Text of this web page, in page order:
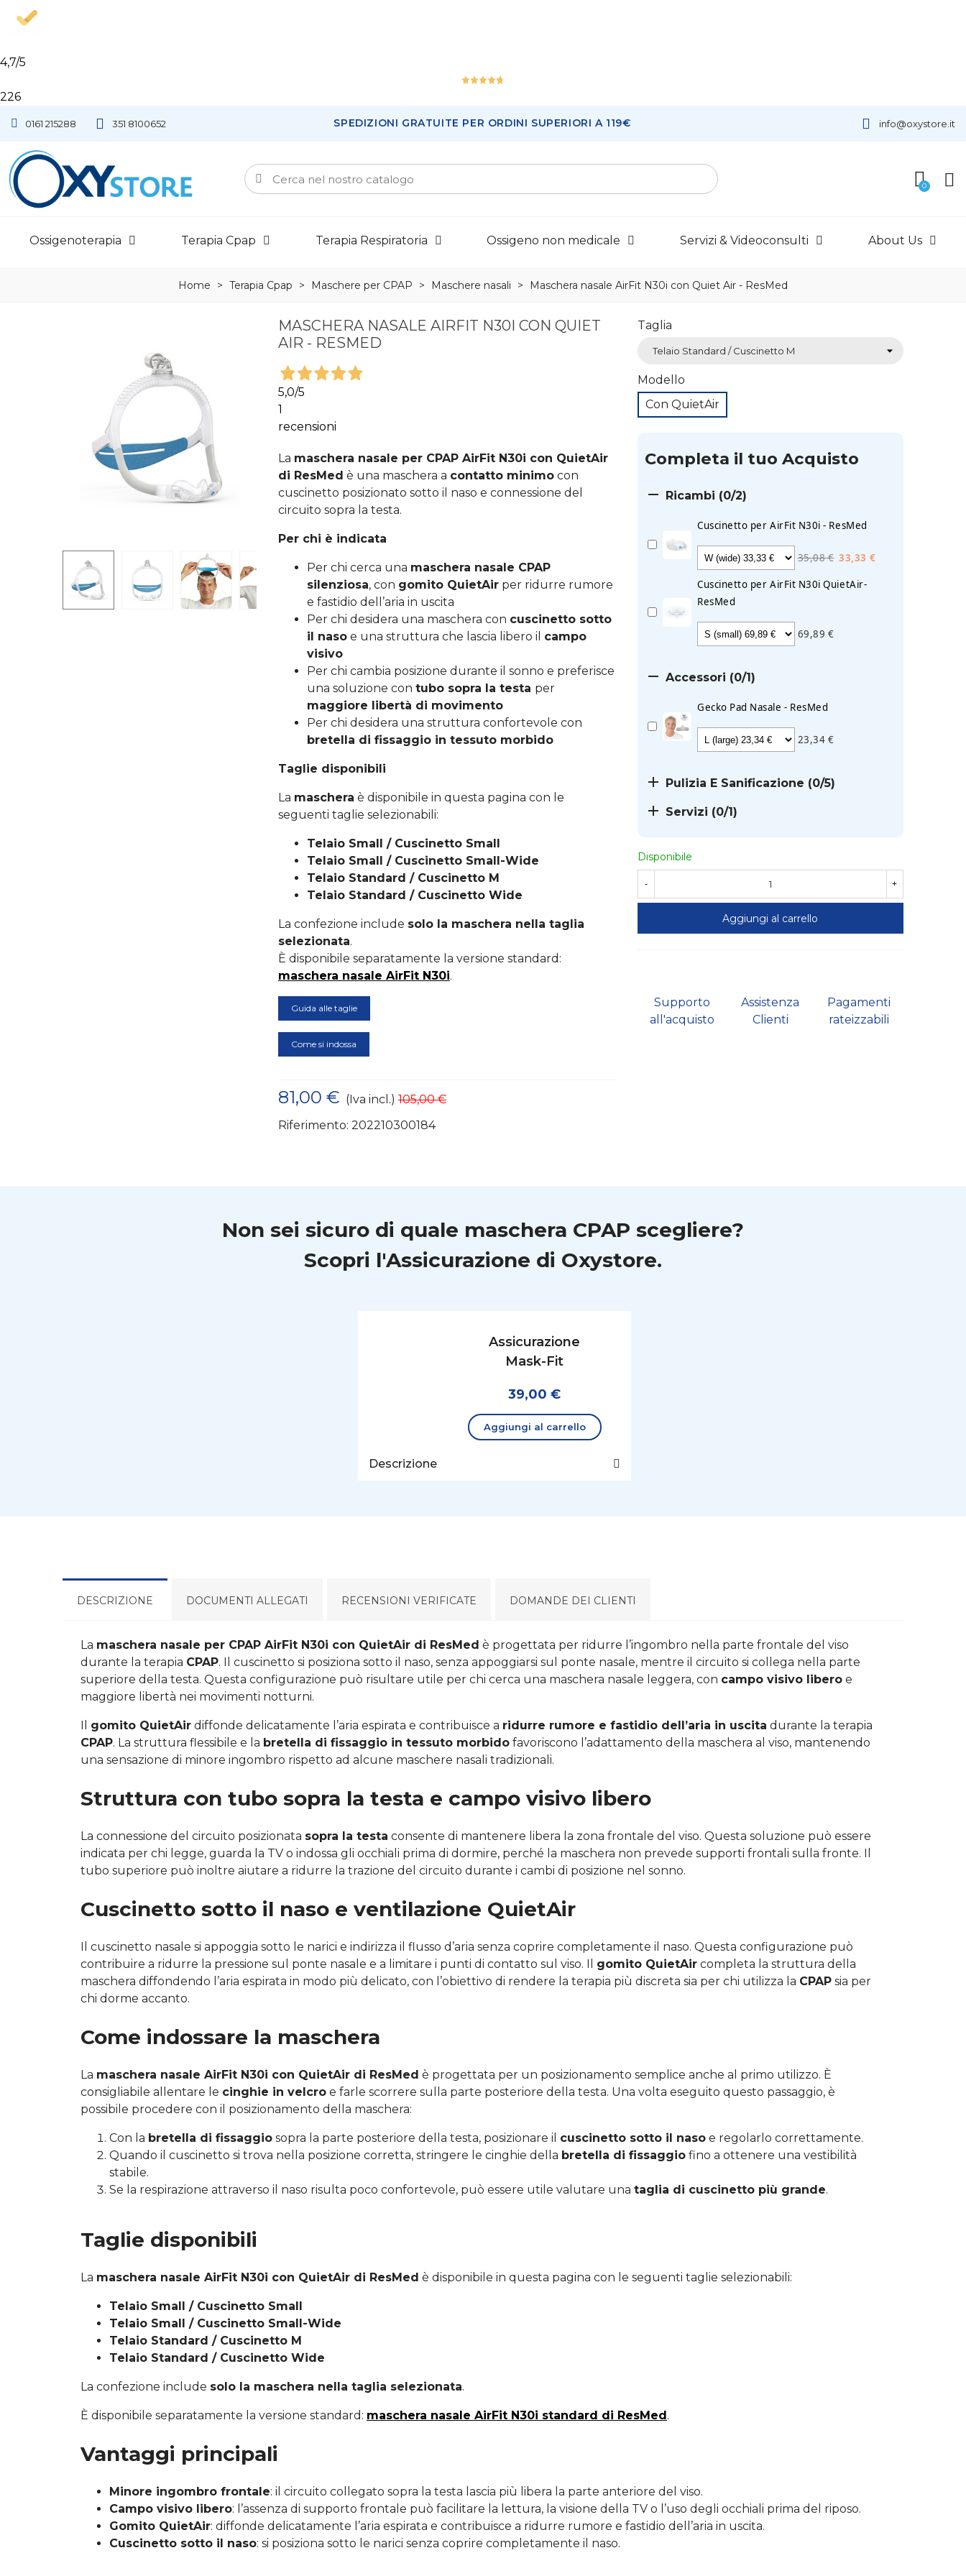
4,7/5
226
0161 215288 351 8100652 SPEDIZIONI GRATUITE PER ORDINI SUPERIORI A 119€
Ottimo
Recensioni
info@oxystore.it
Ossigenoterapia Terapia Cpap Terapia Respiratoria Ossigeno non medicale Servizi & Videoconsulti About Us
Home > Terapia Cpap > Maschere per CPAP > Maschere nasali > Maschera nasale AirFit N30i con Quiet Air - ResMed
MASCHERA NASALE AIRFIT N30I CON QUIET
AIR - RESMED
5,0/5
1
recensioni
La maschera nasale per CPAP AirFit N30i con QuietAir
di ResMed è una maschera a contatto minimo con
cuscinetto posizionato sotto il naso e connessione del
circuito sopra la testa.
Per chi è indicata
Per chi cerca una maschera nasale CPAP
silenziosa, con gomito QuietAir per ridurre rumore
e fastidio dell’aria in uscita
Per chi desidera una maschera con cuscinetto sotto
il naso e una struttura che lascia libero il campo
visivo
Per chi cambia posizione durante il sonno e preferisce
una soluzione con tubo sopra la testa per
maggiore libertà di movimento
Per chi desidera una struttura confortevole con
bretella di fissaggio in tessuto morbido
Taglie disponibili
La maschera è disponibile in questa pagina con le
seguenti taglie selezionabili:
Telaio Small / Cuscinetto Small
Telaio Small / Cuscinetto Small-Wide
Telaio Standard / Cuscinetto M
Telaio Standard / Cuscinetto Wide
La confezione include solo la maschera nella taglia
selezionata.
È disponibile separatamente la versione standard:
maschera nasale AirFit N30i.
Guida alle taglie
Come si indossa
81,00 € (Iva incl.) 105,00 €
Riferimento: 202210300184
Taglia
Modello
Con QuietAir
Completa il tuo Acquisto
 Ricambi (0/2)
Cuscinetto per AirFit N30i - ResMed
35,08 € 33,33 €
Cuscinetto per AirFit N30i QuietAir-
ResMed
69,89 €
 Accessori (0/1)
Gecko Pad Nasale - ResMed
23,34 €
 Pulizia E Sanificazione (0/5)
 Servizi (0/1)
Disponibile
- +
Aggiungi al carrello
Supporto
all'acquisto
Assistenza
Clienti
Pagamenti
rateizzabili
Non sei sicuro di quale maschera CPAP scegliere?
Scopri l'Assicurazione di Oxystore.
Assicurazione
Mask-Fit
39,00 €
Aggiungi al carrello
Descrizione
DESCRIZIONE DOCUMENTI ALLEGATI RECENSIONI VERIFICATE DOMANDE DEI CLIENTI
La maschera nasale per CPAP AirFit N30i con QuietAir di ResMed è progettata per ridurre l’ingombro nella parte frontale del viso
durante la terapia CPAP. Il cuscinetto si posiziona sotto il naso, senza appoggiarsi sul ponte nasale, mentre il circuito si collega nella parte
superiore della testa. Questa configurazione può risultare utile per chi cerca una maschera nasale leggera, con campo visivo libero e
maggiore libertà nei movimenti notturni.
Il gomito QuietAir diffonde delicatamente l’aria espirata e contribuisce a ridurre rumore e fastidio dell’aria in uscita durante la terapia
CPAP. La struttura flessibile e la bretella di fissaggio in tessuto morbido favoriscono l’adattamento della maschera al viso, mantenendo
una sensazione di minore ingombro rispetto ad alcune maschere nasali tradizionali.
Struttura con tubo sopra la testa e campo visivo libero
La connessione del circuito posizionata sopra la testa consente di mantenere libera la zona frontale del viso. Questa soluzione può essere
indicata per chi legge, guarda la TV o indossa gli occhiali prima di dormire, perché la maschera non prevede supporti frontali sulla fronte. Il
tubo superiore può inoltre aiutare a ridurre la trazione del circuito durante i cambi di posizione nel sonno.
Cuscinetto sotto il naso e ventilazione QuietAir
Il cuscinetto nasale si appoggia sotto le narici e indirizza il flusso d’aria senza coprire completamente il naso. Questa configurazione può
contribuire a ridurre la pressione sul ponte nasale e a limitare i punti di contatto sul viso. Il gomito QuietAir completa la struttura della
maschera diffondendo l’aria espirata in modo più delicato, con l’obiettivo di rendere la terapia più discreta sia per chi utilizza la CPAP sia per
chi dorme accanto.
Come indossare la maschera
La maschera nasale AirFit N30i con QuietAir di ResMed è progettata per un posizionamento semplice anche al primo utilizzo. È
consigliabile allentare le cinghie in velcro e farle scorrere sulla parte posteriore della testa. Una volta eseguito questo passaggio, è
possibile procedere con il posizionamento della maschera:
Con la bretella di fissaggio sopra la parte posteriore della testa, posizionare il cuscinetto sotto il naso e regolarlo correttamente.
Quando il cuscinetto si trova nella posizione corretta, stringere le cinghie della bretella di fissaggio fino a ottenere una vestibilità
stabile.
Se la respirazione attraverso il naso risulta poco confortevole, può essere utile valutare una taglia di cuscinetto più grande.
Taglie disponibili
La maschera nasale AirFit N30i con QuietAir di ResMed è disponibile in questa pagina con le seguenti taglie selezionabili:
Telaio Small / Cuscinetto Small
Telaio Small / Cuscinetto Small-Wide
Telaio Standard / Cuscinetto M
Telaio Standard / Cuscinetto Wide
La confezione include solo la maschera nella taglia selezionata.
È disponibile separatamente la versione standard: maschera nasale AirFit N30i standard di ResMed.
Vantaggi principali
Minore ingombro frontale: il circuito collegato sopra la testa lascia più libera la parte anteriore del viso.
Campo visivo libero: l’assenza di supporto frontale può facilitare la lettura, la visione della TV o l’uso degli occhiali prima del riposo.
Gomito QuietAir: diffonde delicatamente l’aria espirata e contribuisce a ridurre rumore e fastidio dell’aria in uscita.
Cuscinetto sotto il naso: si posiziona sotto le narici senza coprire completamente il naso.